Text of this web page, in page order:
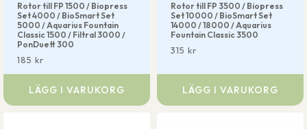
Rotor till FP 1500 / Biopress
Set 4000 / BioSmart Set
5000 / Aquarius Fountain
Classic 1500 / Filtral 3000 /
PonDuett 300
185 kr
LÄGG I VARUKORG
Rotor till FP 3500 / Biopress
Set 10000 / BioSmart Set
14000 / 18000 / Aquarius
Fountain Classic 3500
315 kr
LÄGG I VARUKORG